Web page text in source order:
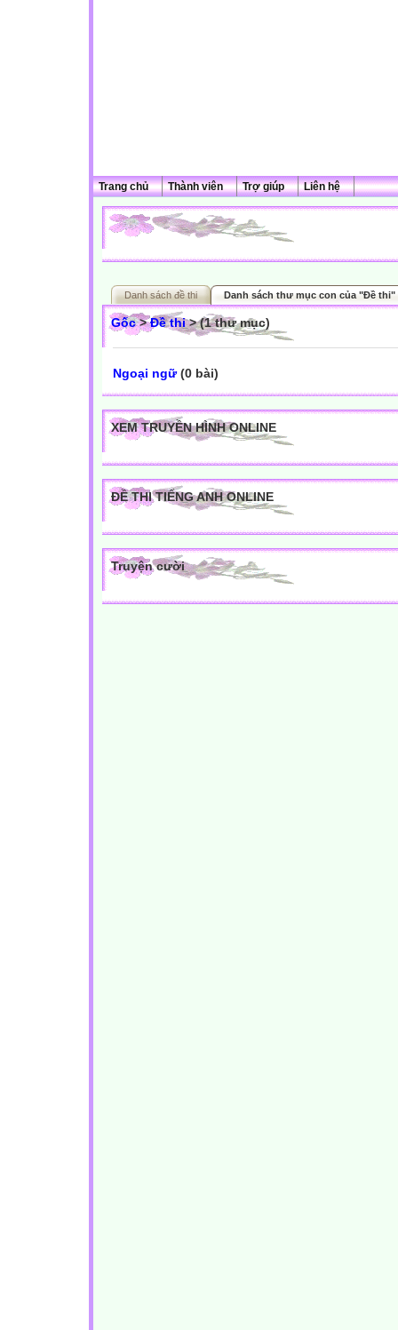
Trang chủ Thành viên Trợ giúp Liên hệ
Danh sách đề thi Danh sách thư mục con của "Đề thi"
Gốc>Đề thi> (1 thư mục)
Ngoại ngữ(0 bài)
XEM TRUYỀN HÌNH ONLINE
ĐỀ THI TIẾNG ANH ONLINE
Truyện cười